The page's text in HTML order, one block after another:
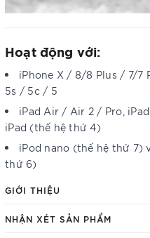
Hoạt động với:
iPhone X / 8/8 Plus / 7/7
5s / 5c / 5
iPad Air / Air 2 / Pro,
iPad (thế hệ thứ 4)
iPod nano (thế hệ thứ 7)
thứ 6)
GIỚI THIỆU
NHẬN XÉT SẢN PHẨM